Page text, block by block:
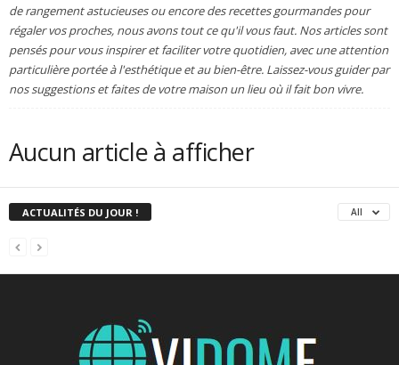
de rangement astucieuses ou encore des recettes gourmandes pour
régaler vos proches, nous avons tout ce qu'il vous faut. Nos articles sont
pensés pour vous inspirer et faciliter votre quotidien, avec une attention
particulière portée à l'esthétique et au bien-être. Laissez-vous guider par
nos suggestions et faites de votre maison un lieu où il fait bon vivre.
Aucun article à afficher
ACTUALITÉS DU JOUR ! All